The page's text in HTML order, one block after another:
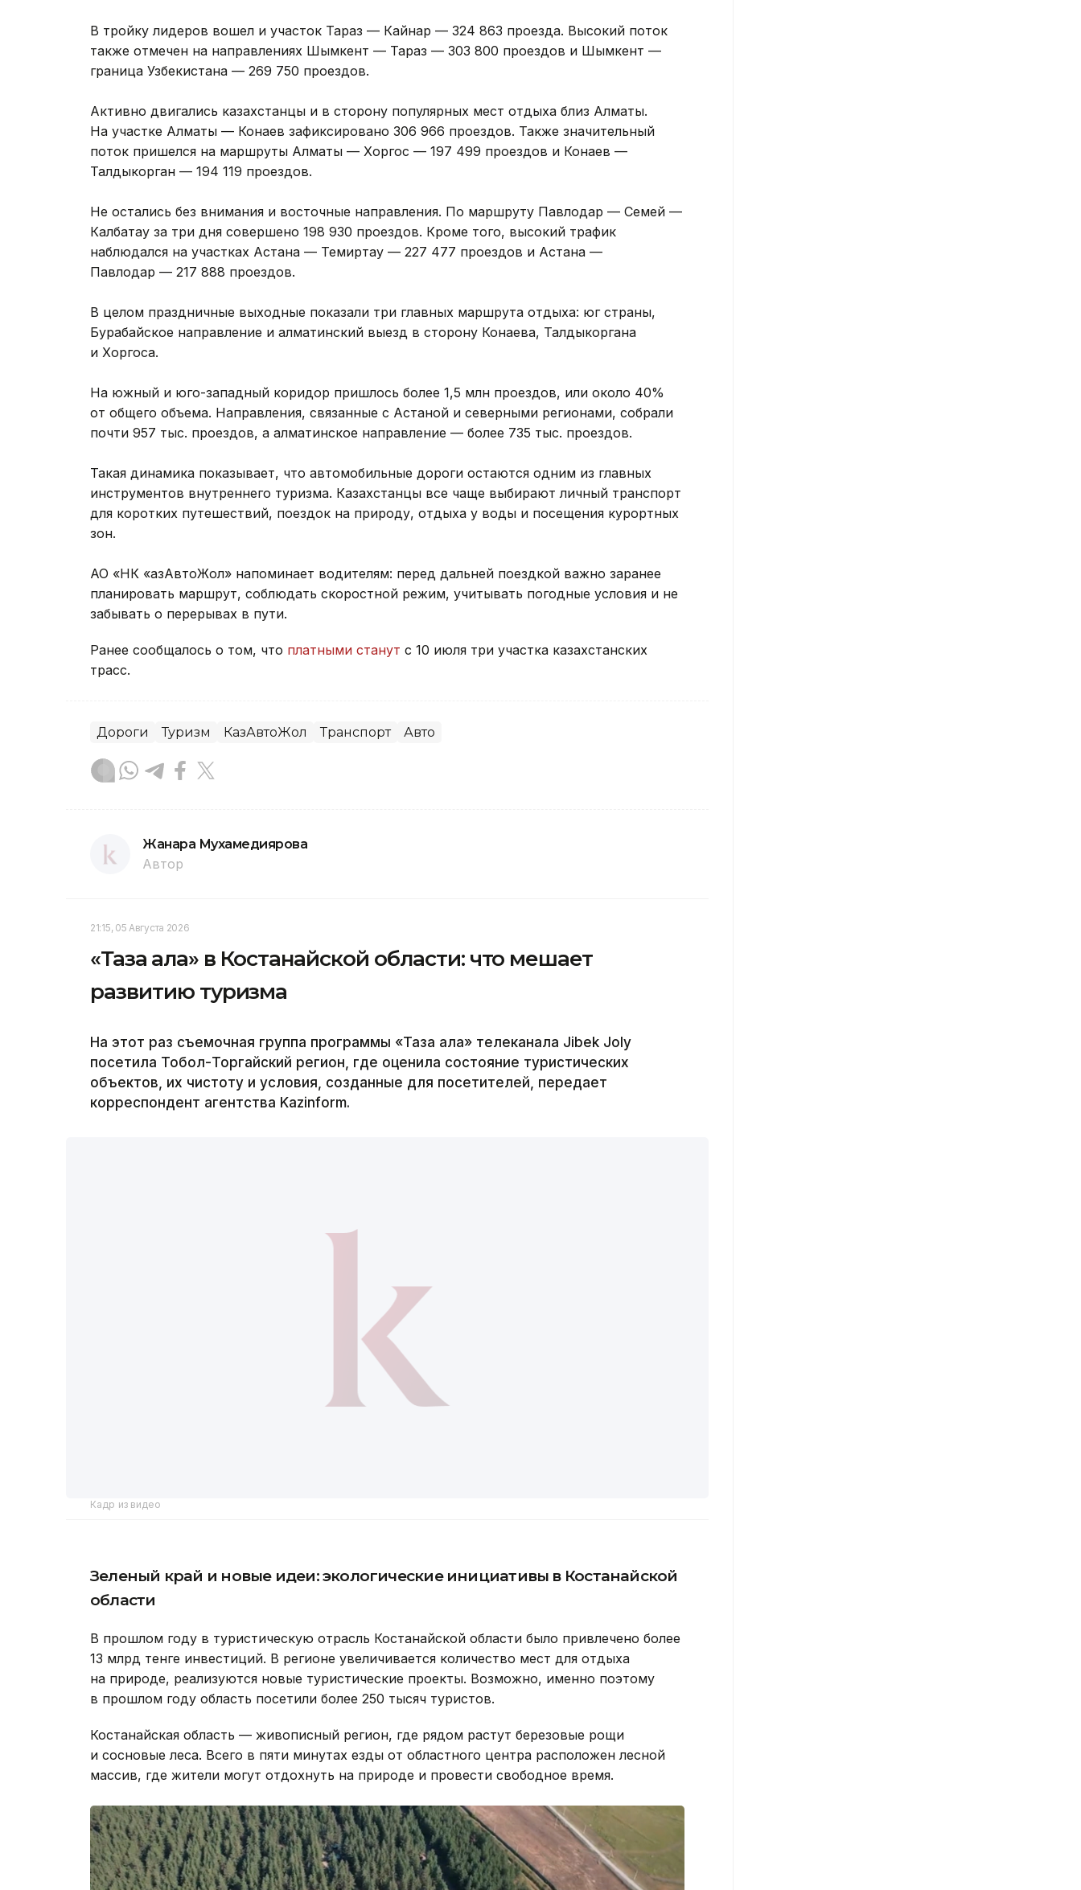
В тройку лидеров вошел и участок Тараз — Кайнар — 324 863 проезда. Высокий поток
также отмечен на направлениях Шымкент — Тараз — 303 800 проездов и Шымкент —
граница Узбекистана — 269 750 проездов.
Активно двигались казахстанцы и в сторону популярных мест отдыха близ Алматы.
На участке Алматы — Конаев зафиксировано 306 966 проездов. Также значительный
поток пришелся на маршруты Алматы — Хоргос — 197 499 проездов и Конаев —
Талдыкорган — 194 119 проездов.
Не остались без внимания и восточные направления. По маршруту Павлодар — Семей —
Калбатау за три дня совершено 198 930 проездов. Кроме того, высокий трафик
наблюдался на участках Астана — Темиртау — 227 477 проездов и Астана —
Павлодар — 217 888 проездов.
В целом праздничные выходные показали три главных маршрута отдыха: юг страны,
Бурабайское направление и алматинский выезд в сторону Конаева, Талдыкоргана
и Хоргоса.
На южный и юго-западный коридор пришлось более 1,5 млн проездов, или около 40%
от общего объема. Направления, связанные с Астаной и северными регионами, собрали
почти 957 тыс. проездов, а алматинское направление — более 735 тыс. проездов.
Такая динамика показывает, что автомобильные дороги остаются одним из главных
инструментов внутреннего туризма. Казахстанцы все чаще выбирают личный транспорт
для коротких путешествий, поездок на природу, отдыха у воды и посещения курортных
зон.
АО «НК «ҚазАвтоЖол» напоминает водителям: перед дальней поездкой важно заранее
планировать маршрут, соблюдать скоростной режим, учитывать погодные условия и не
забывать о перерывах в пути.
Ранее сообщалось о том, что платными станут с 10 июля три участка казахстанских
трасс.
Дороги Туризм КазАвтоЖол Транспорт Авто
Жанара Мухамедиярова
Автор
21:15, 05 Августа 2026
«Таза қала» в Костанайской области: что мешает
развитию туризма
На этот раз съемочная группа программы «Таза қала» телеканала Jibek Joly
посетила Тобол-Торгайский регион, где оценила состояние туристических
объектов, их чистоту и условия, созданные для посетителей, передает
корреспондент агентства Kazinform.
Кадр из видео
Зеленый край и новые идеи: экологические инициативы в Костанайской
области
В прошлом году в туристическую отрасль Костанайской области было привлечено более
13 млрд тенге инвестиций. В регионе увеличивается количество мест для отдыха
на природе, реализуются новые туристические проекты. Возможно, именно поэтому
в прошлом году область посетили более 250 тысяч туристов.
Костанайская область — живописный регион, где рядом растут березовые рощи
и сосновые леса. Всего в пяти минутах езды от областного центра расположен лесной
массив, где жители могут отдохнуть на природе и провести свободное время.